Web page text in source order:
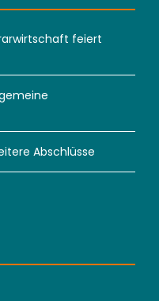
feiert
Abschlüsse